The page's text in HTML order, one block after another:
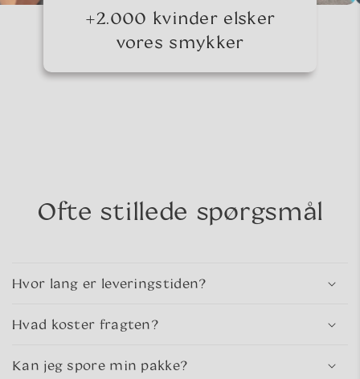
+2.000 kvinder elsker
vores smykker
Ofte stillede spørgsmål
Hvor lang er leveringstiden?
Hvad koster fragten?
Kan jeg spore min pakke?